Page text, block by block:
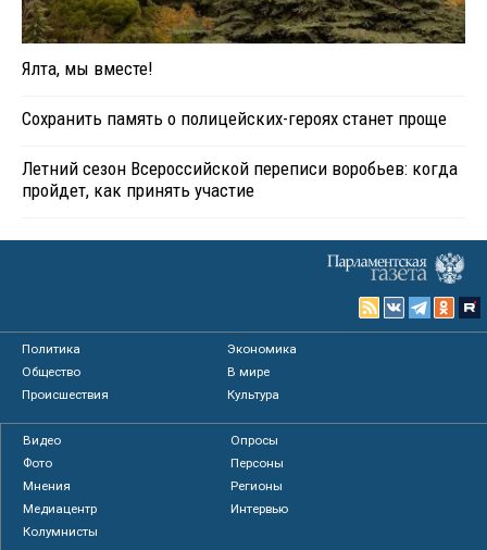
Ялта, мы вместе!
Сохранить память о полицейских-героях станет проще
Летний сезон Всероссийской переписи воробьев: когда
пройдет, как принять участие
Политика
Экономика
Общество
В мире
Происшествия
Культура
Видео
Опросы
Фото
Персоны
Мнения
Регионы
Медиацентр
Интервью
Колумнисты